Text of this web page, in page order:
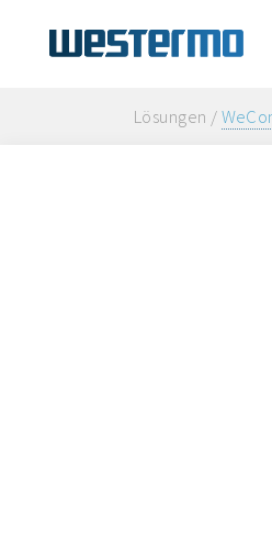
Lösungen /